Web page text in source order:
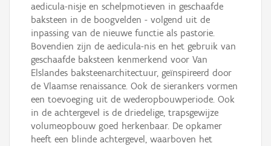
aedicula-nisje en schelpmotieven in geschaafde
baksteen in de boogvelden - volgend uit de
inpassing van de nieuwe functie als pastorie.
Bovendien zijn de aedicula-nis en het gebruik van
geschaafde baksteen kenmerkend voor Van
Elslandes baksteenarchitectuur, geïnspireerd door
de Vlaamse renaissance. Ook de sierankers vormen
een toevoeging uit de wederopbouwperiode. Ook
in de achtergevel is de driedelige, trapsgewijze
volumeopbouw goed herkenbaar. De opkamer
heeft een blinde achtergevel, waarboven het